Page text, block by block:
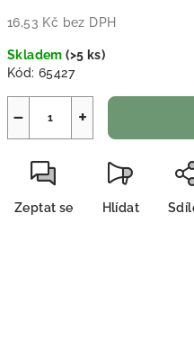
16,53 Kč bez DPH
Skladem(>5 ks)
Kód: 65427
+
−
Zeptat se Hlídat